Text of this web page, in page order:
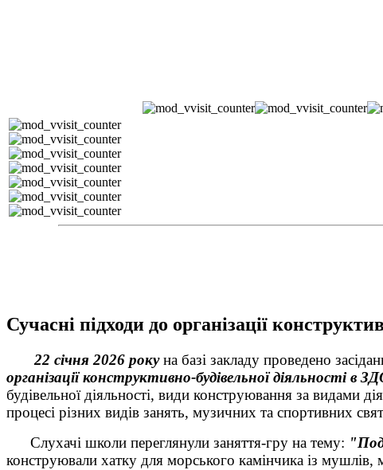
Сучасні підходи до організації
22 січня 2026 рокуна базі закладу проведено
організації конструктивно-будівельної діяльності в
будівельної діяльності, види конструювання за видами
процесі різних видів занять, музичних та спортивних
Слухачі школи переглянули заняття-гру на тему:
конструювали хатку для морського камінчика із